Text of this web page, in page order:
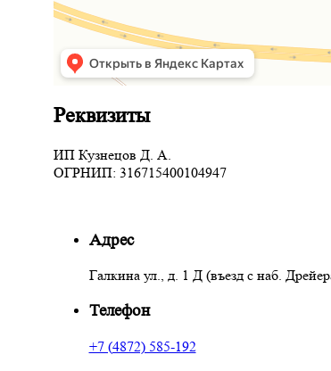
Реквизиты
ИП Кузнецов Д. А.
ОГРНИП: 316715400104947
Адрес
Галкина ул., д. 1 Д (въезд с наб.
Телефон
+7 (4872) 585-192